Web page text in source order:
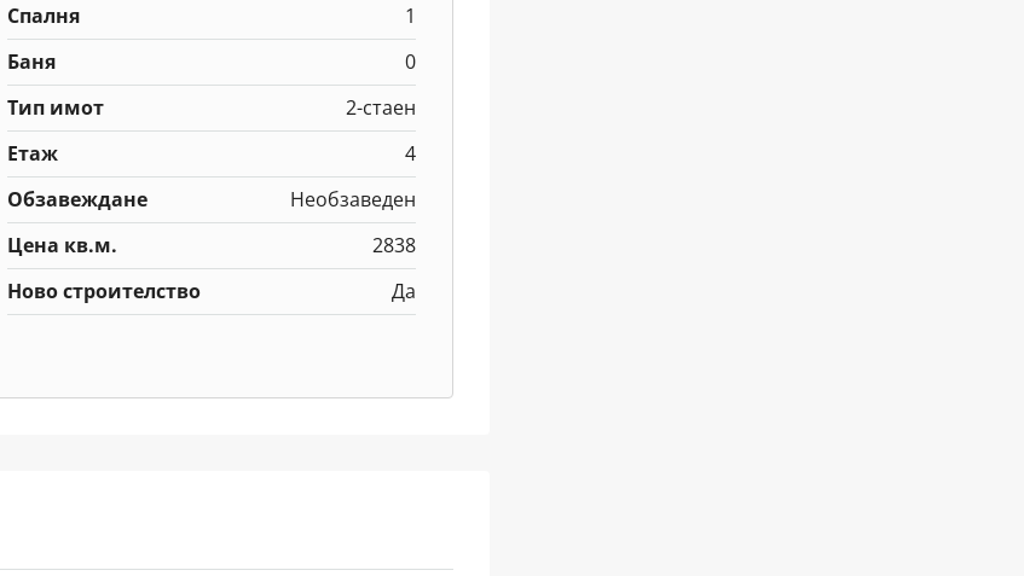
Спалня
1
Баня
0
Тип имот
2-стаен
Етаж
4
Обзавеждане
Необзаведен
Цена кв.м.
2838
Ново строителство
Да